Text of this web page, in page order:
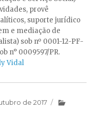
provê
suporte jurídico
e mediação de
sob nº 0001-12-PF-
n° 0009597/PR.
Vidal
de 2017
Categorias